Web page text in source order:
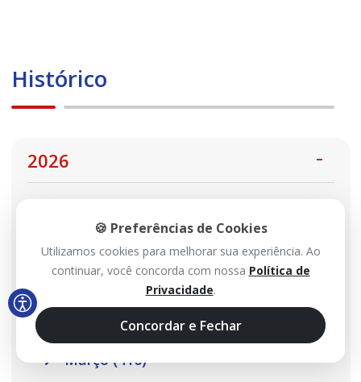
Histórico
2026
Junho (485)
Abril (457)
Março (410)
🍪 Preferências de Cookies
Utilizamos cookies para melhorar sua experiência. Ao
continuar, você concorda com nossa Política de
Privacidade.
Concordar e Fechar